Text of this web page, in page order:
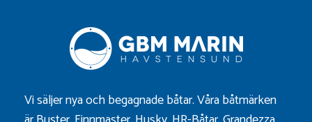
Vi säljer nya och begagnade båtar. Våra båtmärken